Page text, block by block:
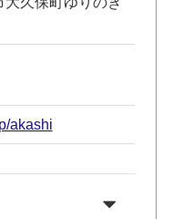
akashi